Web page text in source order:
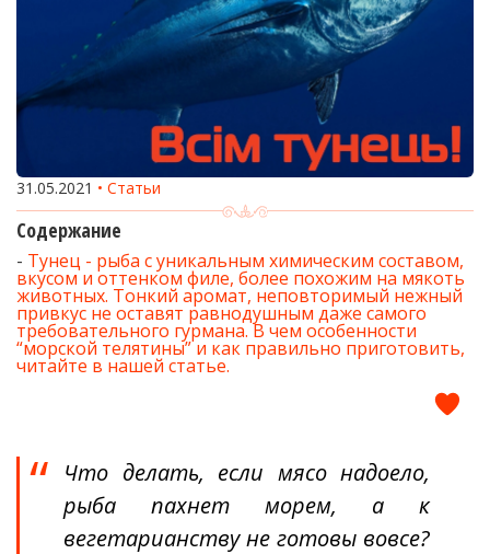
31.05.2021 Статьи
Содержание
Тунец - рыба с уникальным химическим составом,
вкусом и оттенком филе, более похожим на мякоть
животных. Тонкий аромат, неповторимый нежный
привкус не оставят равнодушным даже самого
требовательного гурмана. В чем особенности
“морской телятины” и как правильно приготовить,
читайте в нашей статье.
Что делать, если мясо надоело,
рыба пахнет морем, а к
вегетарианству не готовы вовсе?